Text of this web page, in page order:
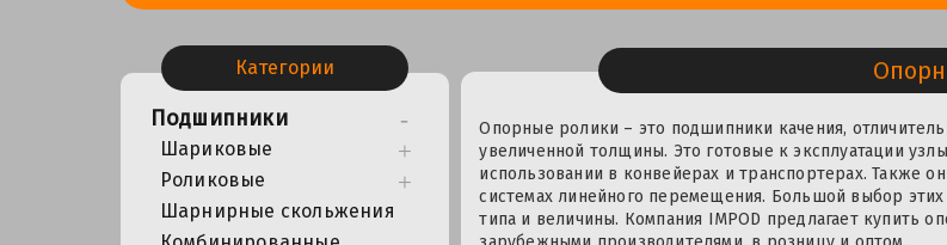
Категории
Подшипники
Шариковые
Роликовые
Шарнирные скольжения
Опорные ролики – это подшипники качения,
увеличенной толщины. Это готовые к эксплуатации
использовании в конвейерах и транспортерах. Также
системах линейного перемещения. Большой выбор этих
типа и величины. Компания IMPOD предлагает купить